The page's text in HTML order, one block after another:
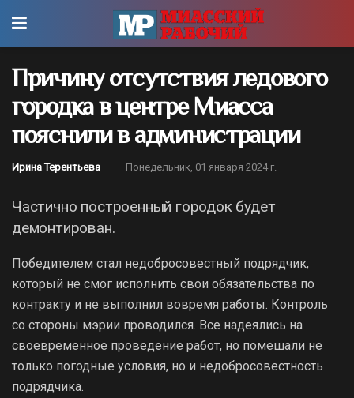
Причину отсутствия ледового
городка в центре Миасса
пояснили в администрации
Ирина Терентьева Понедельник, 01 января 2024 г.
Частично построенный городок будет
демонтирован.
Победителем стал недобросовестный подрядчик,
который не смог исполнить свои обязательства по
контракту и не выполнил вовремя работы. Контроль
со стороны мэрии проводился. Все надеялись на
своевременное проведение работ, но помешали не
только погодные условия, но и недобросовестность
подрядчика.